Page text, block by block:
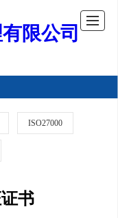
限公司
ISO27000
书